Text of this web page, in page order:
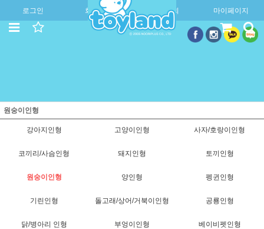
로그인 회원가입 주문조회 마이페이지
원숭이인형
강아지인형 고양이인형 사자/호랑이인형
코끼리/사슴인형 돼지인형 토끼인형
원숭이인형 양인형 펭귄인형
기린인형 돌고래/상어/거북이인형 공룡인형
닭/병아리 인형 부엉이인형 베이비펫인형